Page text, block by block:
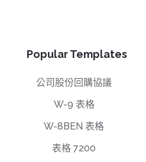
Popular Templates
公司股份回購協議
W-9 表格
W-8BEN 表格
表格 7200